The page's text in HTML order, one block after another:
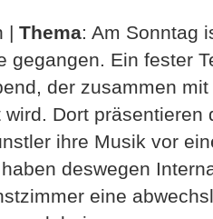
| Thema: Am Sonntag
gegangen. Ein fester
der zusammen
Dort
ihre Musik vor
deswegen
eine